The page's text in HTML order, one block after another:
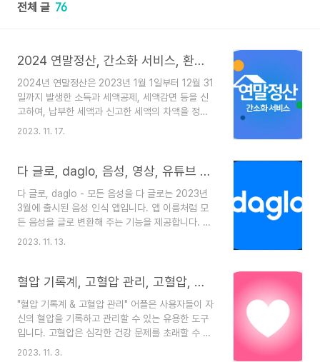
전체 글 76
2024 연말정산, 간소화 서비스, 환급금 조회, 연말정산 기간, 연말정산 서류
2024년 연말정산은 2023년 1월 1일부터 12월 31
일까지 발생한 소득과 세액공제, 세액감면 등을 신
고하여, 납부한 세액과 신고한 세액의 차액을 정산
하는 것입니다. 연말정산 간소화 서비스는 소득, 연
서비스입니다. 간소화 서비스는 국세청 홈택스에서
서 등)으로 로그인하여 이용할 수 있습니다. 간소화
서비스에서 조회할 수 있는 정보는 다음과 같습니
다. 근로소득, 사업소득, 기타소득, 연금소득, 근로
소득공제, 연금보험료공제, 의료비공제, 교육비공
액감면 등..
2023. 11. 17.
다 글로, daglo, 음성, 영상, 유튜브 링크 내용을 모두 텍스트로!, 모든 음성을 다 글로, 음성 인식 앱
다 글로, daglo - 모든 음성을 다 글로는 2023년
3월에 출시된 음성 인식 앱입니다. 앱 이름처럼 모
든 음성을 글로 변환해 주는 기능을 제공합니다. 강
의, 회의, 대화 등 다양한 상황에서 활용할 수 있습
식 기술이 발전함에 따라 다글로의 음성 인식 정확
이 낮아지면 다글로의 신뢰도가 높아져 사용자들에
게 더욱 사랑받게 될 것입니다. 다글로는 음성 인식
기술의 발전과 함께 더욱 발전하여 사용자들에게 더
욱 편리하고 유용한 서비스를 제공할 것으로 기대됩
2023. 11. 13.
혈압 기록계, 고혈압 관리, 고혈압, 저혈압, 혈압 관리, 심장 박동
"혈압 기록계 & 고혈압 관리" 어플은 사용자들이 자
신의 혈압을 기록하고 관리할 수 있는 유용한 도구
입니다. 고혈압은 심각한 건강 문제를 초래할 수 있
기 때문에 정기적인 혈압 모니터링은 중요합니다.
2023. 11. 3.